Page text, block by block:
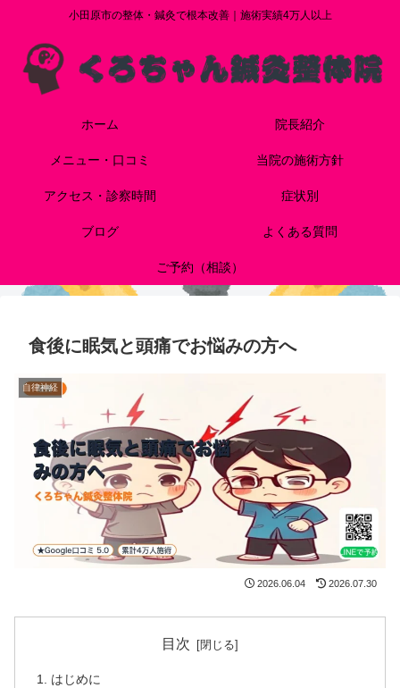
小田原市の整体・鍼灸で根本改善｜施術実績4万人以上
ホーム 院長紹介
メニュー・口コミ 当院の施術方針
アクセス・診察時間 症状別
ブログ よくある質問
ご予約（相談）
食後に眠気と頭痛でお悩みの方へ
自律神経
2026.06.04 2026.07.30
目次
はじめに